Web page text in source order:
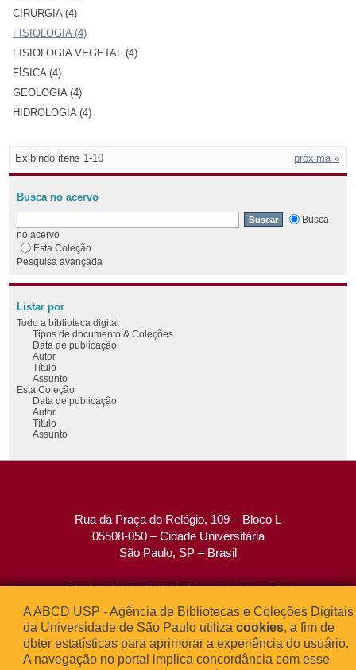
CIRURGIA (4)
FISIOLOGIA (4)
FISIOLOGIA VEGETAL (4)
FÍSICA (4)
GEOLOGIA (4)
HIDROLOGIA (4)
Exibindo itens 1-10 próxima »
Busca no acervo
Busca
no acervo
Esta Coleção
Pesquisa avançada
Listar por
Todo a biblioteca digital
Tipos de documento & Coleções
Data de publicação
Autor
Título
Assunto
Esta Coleção
Data de publicação
Autor
Título
Assunto
Rua da Praça do Relógio, 109 – Bloco L
05508-050 – Cidade Universitária
São Paulo, SP – Brasil
Tel: (0xx11) 3091-4195 / (0xx11) 3091-1541
Fax: (0xx11) 3091-1567
E-mail:atendimento@abcd.usp.br
A ABCD USP - Agência de Bibliotecas e Coleções Digitais
da Universidade de São Paulo utiliza cookies, a fim de
obter estatísticas para aprimorar a experiência do usuário.
A navegação no portal implica concordância com esse